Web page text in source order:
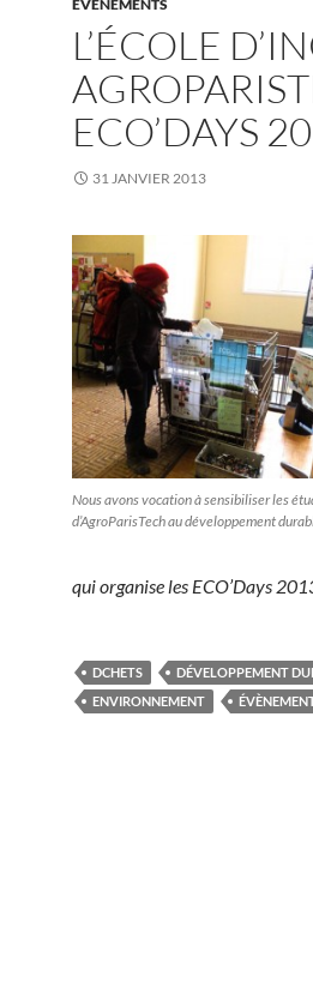
EVÈNEMENTS
L’ÉCOLE
ECO’DAYS
31 JANVIER 2013
Nous avons vocation à sensibiliser les
d’AgroParisTech au développement
qui organise les ECO’Days
DCHETS DÉVELOPPEMENT
ENVIRONNEMENT